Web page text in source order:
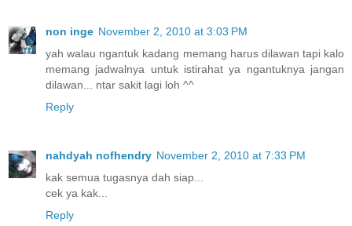
non inge November 2, 2010 at 3:03 PM
yah walau ngantuk kadang memang harus dilawan tapi kalo
memang jadwalnya untuk istirahat ya ngantuknya jangan
dilawan... ntar sakit lagi loh ^^
Reply
nahdyah nofhendry November 2, 2010 at 7:33 PM
kak semua tugasnya dah siap...
cek ya kak...
Reply